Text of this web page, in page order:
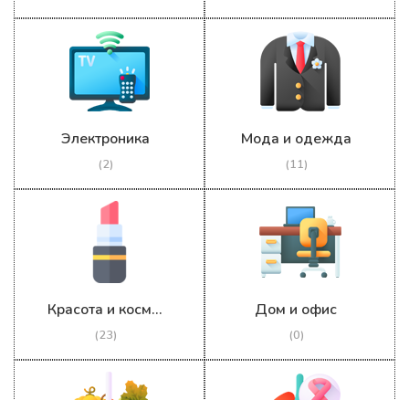
Электроника
(2)
Мода и одежда
(11)
Красота и косметика
(23)
Дом и офис
(0)